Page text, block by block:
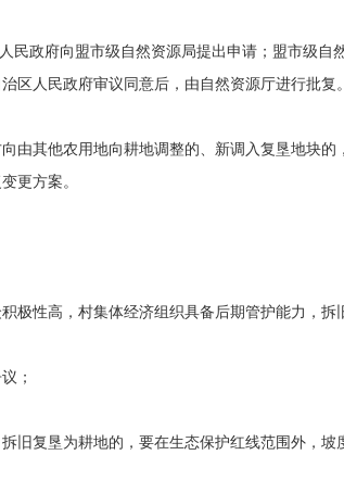
民政府向盟市级自然资源局提出申请；盟市级自
区人民政府审议同意后，由自然资源厅进行批复。
由其他农用地向耕地调整的、新调入复垦地块
更方案。
积极性高，村集体经济组织具备后期管护能力，拆
；
旧复垦为耕地的，要在生态保护红线范围外，坡